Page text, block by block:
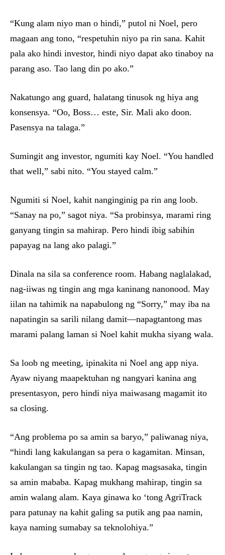
“Kung alam niyo man o hindi,” putol ni Noel, pero
magaan ang tono, “respetuhin niyo pa rin sana. Kahit
pala ako hindi investor, hindi niyo dapat ako tinaboy na
parang aso. Tao lang din po ako.”
Nakatungo ang guard, halatang tinusok ng hiya ang
konsensya. “Oo, Boss… este, Sir. Mali ako doon.
Pasensya na talaga.”
Sumingit ang investor, ngumiti kay Noel. “You handled
that well,” sabi nito. “You stayed calm.”
Ngumiti si Noel, kahit nanginginig pa rin ang loob.
“Sanay na po,” sagot niya. “Sa probinsya, marami ring
ganyang tingin sa mahirap. Pero hindi ibig sabihin
papayag na lang ako palagi.”
Dinala na sila sa conference room. Habang naglalakad,
nag-iiwas ng tingin ang mga kaninang nanonood. May
iilan na tahimik na napabulong ng “Sorry,” may iba na
napatingin sa sarili nilang damit—napagtantong mas
marami palang laman si Noel kahit mukha siyang wala.
Sa loob ng meeting, ipinakita ni Noel ang app niya.
Ayaw niyang maapektuhan ng nangyari kanina ang
presentasyon, pero hindi niya maiwasang magamit ito
sa closing.
“Ang problema po sa amin sa baryo,” paliwanag niya,
“hindi lang kakulangan sa pera o kagamitan. Minsan,
kakulangan sa tingin ng tao. Kapag magsasaka, tingin
sa amin mababa. Kapag mukhang mahirap, tingin sa
amin walang alam. Kaya ginawa ko ‘tong AgriTrack
para patunay na kahit galing sa putik ang paa namin,
kaya naming sumabay sa teknolohiya.”